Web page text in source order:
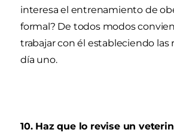
interesa el entrenamiento de
formal? De todos modos
trabajar con él estableciendo las
día uno.
10. Haz que lo revise un